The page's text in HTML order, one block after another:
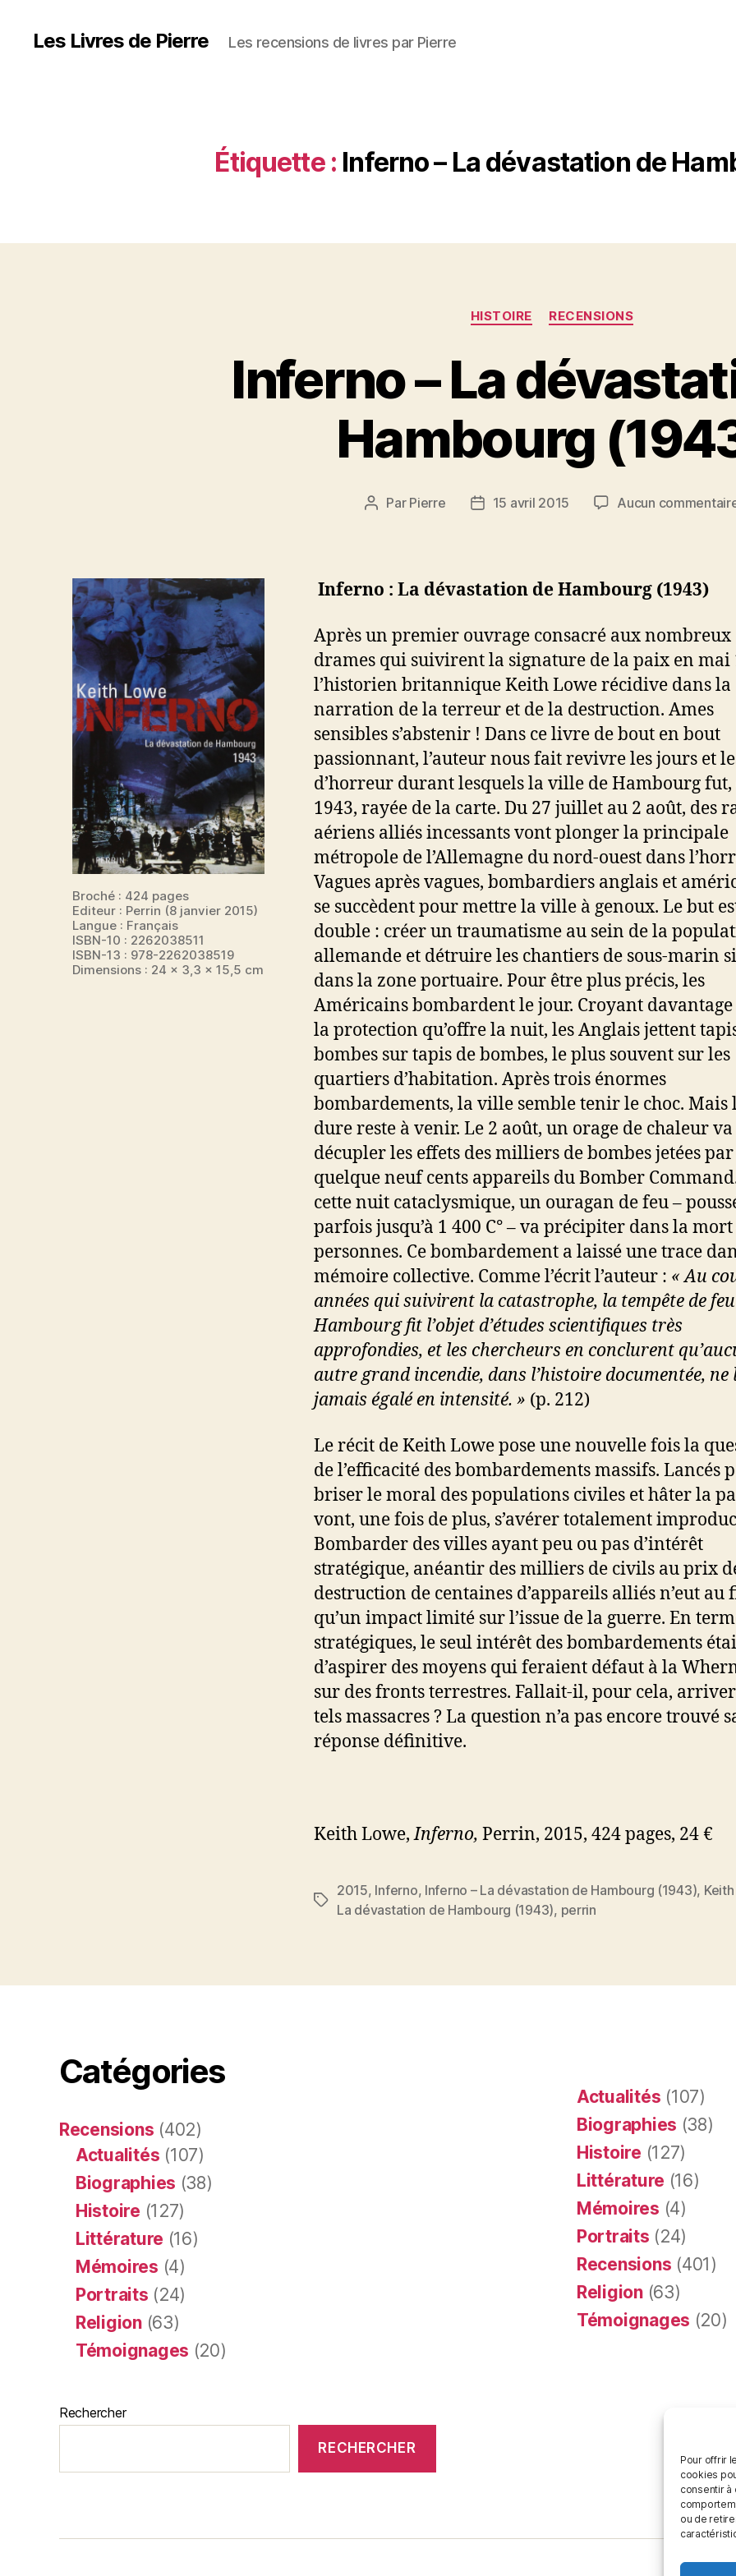
Pour offrir
cookies
consentir
ou de
Les Livres de Pierre Les recensions de livres par Pierre
Étiquette : Inferno – La dévastation de
Catégories
HISTOIRE RECENSIONS
Inferno – La
Hambourg
Auteur
Par Pierre
Date15 avril 2015 Aucun
Broché : 424 pages
Editeur : Perrin (8 janvier 2015)
Langue : Français
ISBN-10 : 2262038511
ISBN-13 : 978-2262038519
Dimensions : 24 x 3,3 x 15,5 cm
Inferno : La dévastation de Hambourg (1943)
Après un premier ouvrage consacré aux nombreux
drames qui suivirent la signature de la paix en mai
l’historien britannique Keith Lowe récidive dans la
narration de la terreur et de la destruction. Ames
sensibles s’abstenir ! Dans ce livre de bout en bout
passionnant, l’auteur nous fait revivre les jours et
d’horreur durant lesquels la ville de Hambourg fut,
1943, rayée de la carte. Du 27 juillet au 2 août, des
aériens alliés incessants vont plonger la principale
métropole de l’Allemagne du nord-ouest dans
Vagues après vagues, bombardiers anglais et
se succèdent pour mettre la ville à genoux. Le but
double : créer un traumatisme au sein de la
allemande et détruire les chantiers de sous-marin
dans la zone portuaire. Pour être plus précis, les
Américains bombardent le jour. Croyant davantage
la protection qu’offre la nuit, les Anglais jettent
bombes sur tapis de bombes, le plus souvent sur les
quartiers d’habitation. Après trois énormes
bombardements, la ville semble tenir le choc. Mais
dure reste à venir. Le 2 août, un orage de chaleur va
décupler les effets des milliers de bombes jetées par
quelque neuf cents appareils du Bomber
cette nuit cataclysmique, un ouragan de feu –
parfois jusqu’à 1 400 C° – va précipiter dans la mort
personnes. Ce bombardement a laissé une trace
mémoire collective. Comme l’écrit l’auteur : « Au
années qui suivirent la catastrophe, la tempête de
Hambourg fit l’objet d’études scientifiques très
approfondies, et les chercheurs en conclurent
autre grand incendie, dans l’histoire documentée, ne
jamais égalé en intensité. » (p. 212)
Le récit de Keith Lowe pose une nouvelle fois la
de l’efficacité des bombardements massifs. Lancés
briser le moral des populations civiles et hâter la
vont, une fois de plus, s’avérer totalement
Bombarder des villes ayant peu ou pas d’intérêt
stratégique, anéantir des milliers de civils au prix
destruction de centaines d’appareils alliés n’eut au
qu’un impact limité sur l’issue de la guerre. En
stratégiques, le seul intérêt des bombardements
d’aspirer des moyens qui feraient défaut à la
sur des fronts terrestres. Fallait-il, pour cela,
tels massacres ? La question n’a pas encore trouvé
réponse définitive.
Keith Lowe,Inferno, Perrin, 2015, 424 pages, 24 €
Étiquettes
2015, Inferno, Inferno – La dévastation de Hambourg (1943),
La dévastation de Hambourg (1943), perrin
Catégories
Recensions (402)
Actualités (107)
Biographies (38)
Histoire (127)
Littérature (16)
Mémoires (4)
Portraits (24)
Religion(63)
Témoignages (20)
Rechercher
RECHERCHER
Actualités (107)
Biographies (38)
Histoire (127)
Littérature (16)
Mémoires (4)
Portraits (24)
Recensions (401)
Religion(63)
Témoignages (20)